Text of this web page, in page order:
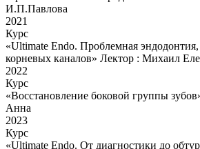
И.П.Павлова
2021
Курс
«Ultimate Endo. Проблемная
корневых каналов» Лектор : Михаил
2022
Курс
«Восстановление боковой группы
Анна
2023
Курс
«Ultimate Endo. От диагностики до